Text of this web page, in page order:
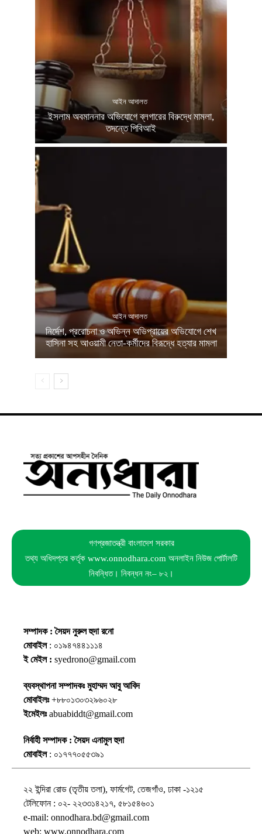
আইন আদালত
ইসলাম অবমাননার অভিযোগে ব্লগারের বিরুদ্ধে মামলা,
তদন্তে পিবিআই
আইন আদালত
নির্দেশ, প্ররোচনা ও অভিন্ন অভিপ্রায়ের অভিযোগে শেখ
হাসিনা সহ আওয়ামী নেতা-কর্মীদের বিরূদ্ধে হত্যার মামলা
গণপ্রজাতন্ত্রী বাংলাদেশ সরকার
তথ্য অধিদপ্তর কর্তৃক www.onnodhara.com অনলাইন নিউজ পোর্টালটি
নিবন্ধিত। নিবন্ধন নং– ৮২।
সম্পাদক : সৈয়দ নুরুল হুদা রনো
মোবাইল: ০১৯৪৭৪৪১১১৪
ই মেইল : syedrono@gmail.com
ব্যবস্থাপনা সম্পাদকঃ মুহাম্মদ আবু আবিদ
মোবাইলঃ+৮৮০১৩০৩২৯৬০২৮
ইমেইলঃabuabiddt@gmail.com
নির্বাহী সম্পাদক : সৈয়দ এনামুল হুদা
মোবাইল: ০১৭৭৭০৫৫৩৯১
২২ ইন্দিরা রোড (তৃতীয় তলা), ফার্মগেট, তেজগাঁও, ঢাকা -১২১৫
টেলিফোন : ০২- ২২৩৩১৪২১৭, ৫৮১৫৪৬০১
e-mail: onnodhara.bd@gmail.com
web: www.onnodhara.com